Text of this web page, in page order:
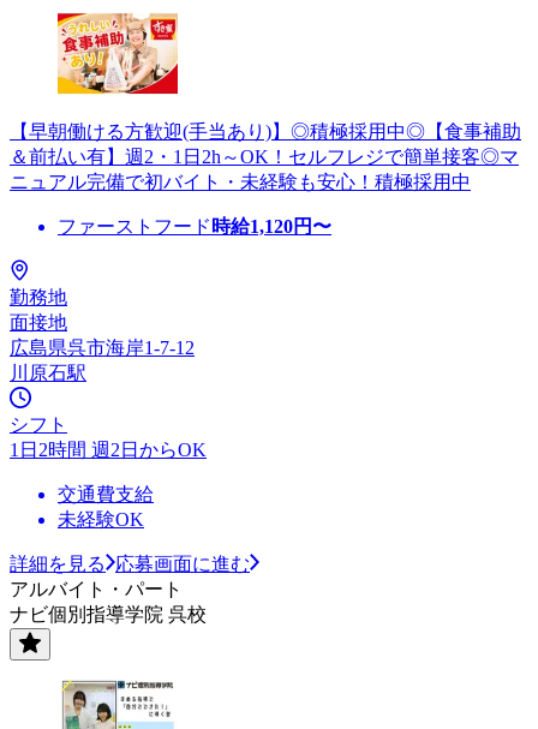
【早朝働ける方歓迎(手当あり)】◎積極採用中◎【食事補助
＆前払い有】週2・1日2h～OK！セルフレジで簡単接客◎マ
ニュアル完備で初バイト・未経験も安心！積極採用中
ファーストフード 時給1,120円〜
勤務地
面接地
広島県呉市海岸1-7-12
川原石駅
シフト
1日2時間 週2日からOK
交通費支給
未経験OK
詳細を見る
応募画面に進む
アルバイト・パート
ナビ個別指導学院 呉校